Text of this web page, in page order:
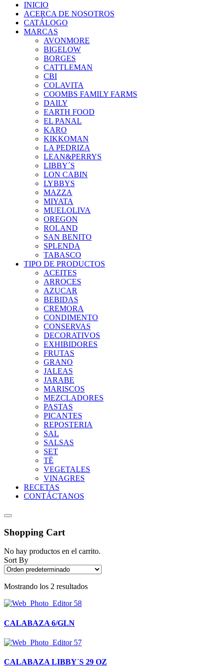
INICIO
ACERCA DE NOSOTROS
CATÁLOGO
MARCAS
AVONMORE
BIGELOW
BORGES
CATTLEMAN
CBI
COLAVITA
COOMBS FAMILY FARMS
DAILY
EARTH FOOD
EL PANAL
KARO
KIKKOMAN
LA PEDRIZA
LEAN&PERRYS
LIBBY´S
LON CABIN
LYBBYS
MAZZA
MIYATA
MUELOLIVA
OREGON
ROLAND
SAN BENITO
SPLENDA
TABASCO
TIPO DE PRODUCTOS
ACEITES
ARROCES
AZUCAR
BEBIDAS
CREMORA
CONDIMENTO
CONSERVAS
DECORATIVOS
EXHIBIDORES
FRUTAS
GRANO
JALEAS
JARABE
MARISCOS
MEZCLADORES
PASTAS
PICANTES
REPOSTERIA
SAL
SALSAS
SET
TË
VEGETALES
VINAGRES
RECETAS
CONTÁCTANOS
Shopping Cart
No hay productos en el carrito.
Sort By
Mostrando los 2 resultados
CALABAZA 6/GLN
CALABAZA LIBBY´S 29 OZ